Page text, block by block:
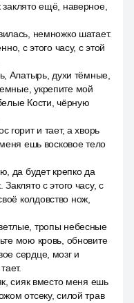
ещё, наверное,
немножко шатает.
с этого часу, с этой
Алатырь, духи тёмные,
укрепите мой
Кости, чёрную
горит и тает, а хворь
ешь восковое тело
да будет крепко да
с этого часу, с
колдовство нож,
тропы небесные
мою кровь, обновите
сердце, мозг и
сияк вместо меня ешь
отсеку, силой трав